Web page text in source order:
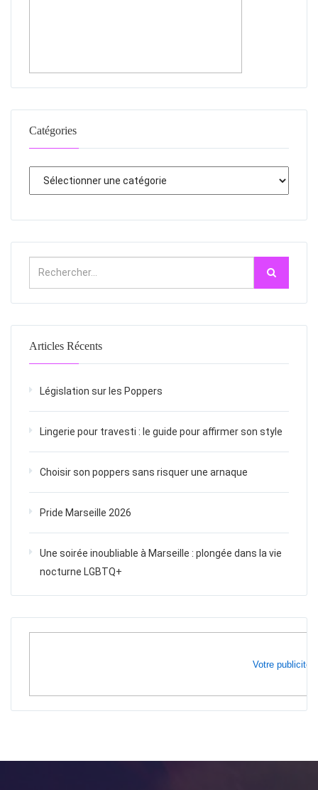
Catégories
Articles Récents
Législation sur les Poppers
Lingerie pour travesti : le guide pour affirmer son style
Choisir son poppers sans risquer une arnaque
Pride Marseille 2026
Une soirée inoubliable à Marseille : plongée dans la vie
nocturne LGBTQ+
Votre publicité